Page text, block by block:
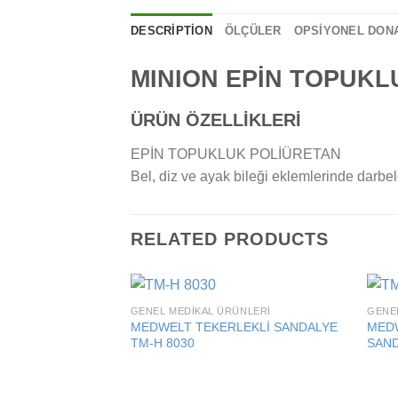
DESCRIPTION ÖLÇÜLER OPSİYONEL
MINION EPİN
ÜRÜN ÖZELLİKLERİ
EPİN TOPUKLUK POLİÜRETAN
Bel, diz ve ayak bileği eklemlerinde
RELATED PRODUCTS
Add to
wishlist
GENEL MEDIKAL ÜRÜNLERI
MEDWELT TEKERLEKLİ SANDALYE
TM-H 8030